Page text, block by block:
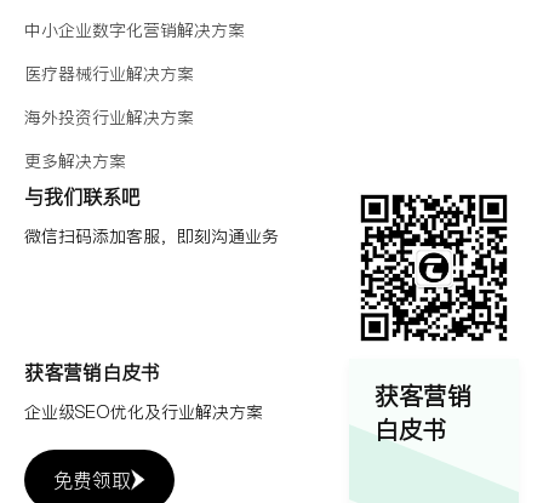
中小企业数字化营销解决方案
医疗器械行业解决方案
海外投资行业解决方案
更多解决方案
与我们联系吧
微信扫码添加客服，即刻沟通业务
获客营销白皮书
企业级SEO优化及行业解决方案
免费领取
获客营销
白皮书